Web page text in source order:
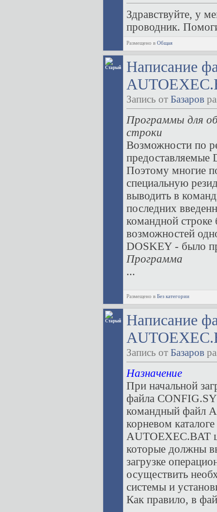
Здравствуйте, у
проводник.
Размещено в Общая
Написание
Запись от Базаров
Программы для
строки
Возможности по
предоставляемые
Поэтому многие
специальную
выводить в
последних
командной
возможностей
DOSKEY - было
Программа
...
Размещено в Без категории
Написание
Запись от Базаров
Назначение
При начальной
файла
командный файл
корневом
AUTOEXEC.BAT
которые должны
загрузке
осуществить
системы и
Как правило, в